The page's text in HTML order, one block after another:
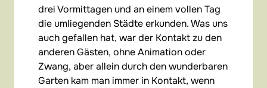
drei Vormittagen und an einem vollen Tag
die umliegenden Städte erkunden. Was uns
auch gefallen hat, war der Kontakt zu den
anderen Gästen, ohne Animation oder
Zwang, aber allein durch den wunderbaren
Garten kam man immer in Kontakt, wenn